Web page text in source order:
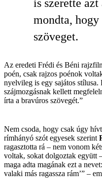
is szerette
mondta,
szöveget.
Az eredeti Frédi és Béni
poén, csak rajzos poénok
nyelvileg is egy sajátos stílusa.
szájmozgásnak kellett
írta a bravúros szövegét.”
Nem csoda, hogy csak úgy
rímhányó szót egyesek szerint
ragasztotta rá – nem vonom
voltak, sokat dolgoztak együtt
maga adta magának ezt a
valaki más ragassza rám’” –